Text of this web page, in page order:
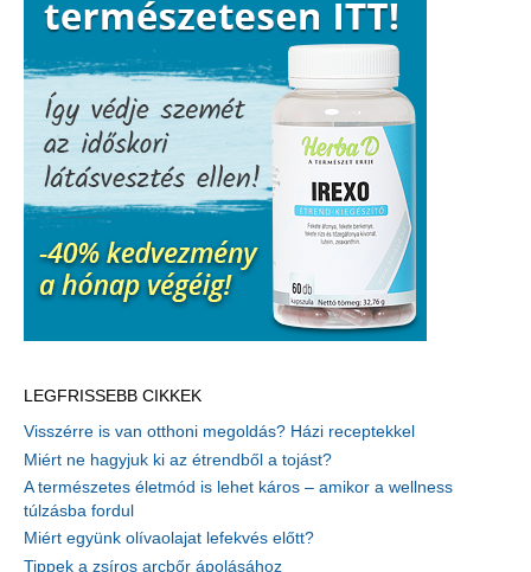
LEGFRISSEBB CIKKEK
Visszérre is van otthoni megoldás? Házi receptekkel
Miért ne hagyjuk ki az étrendből a tojást?
A természetes életmód is lehet káros – amikor a wellness
túlzásba fordul
Miért együnk olívaolajat lefekvés előtt?
Tippek a zsíros arcbőr ápolásához